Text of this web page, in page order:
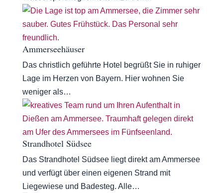
Ammerseehäuser
Das christlich geführte Hotel begrüßt Sie in ruhiger
Lage im Herzen von Bayern. Hier wohnen Sie
weniger als…
Strandhotel Südsee
Das Strandhotel Südsee liegt direkt am Ammersee
und verfügt über einen eigenen Strand mit
Liegewiese und Badesteg. Alle…